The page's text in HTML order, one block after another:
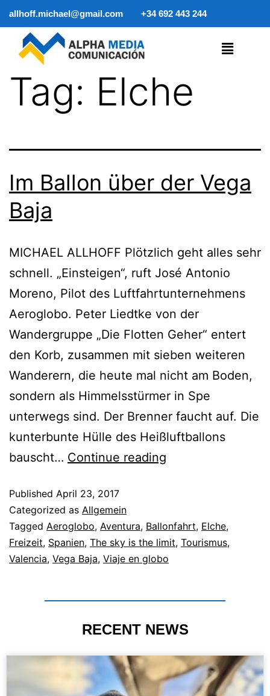
allhoff.michael@gmail.com +34 692 443 244
Tag: Elche
Im Ballon über der Vega
Baja
MICHAEL ALLHOFF Plötzlich geht alles sehr
schnell. „Einsteigen“, ruft José Antonio
Moreno, Pilot des Luftfahrtunternehmens
Aeroglobo. Peter Liedtke von der
Wandergruppe „Die Flotten Geher“ entert
den Korb, zusammen mit sieben weiteren
Wanderern, die heute mal nicht am Boden,
sondern als Himmelsstürmer in Spe
unterwegs sind. Der Brenner faucht auf. Die
kunterbunte Hülle des Heißluftballons
bauscht… Continue reading
Published April 23, 2017
Categorized as Allgemein
Tagged Aeroglobo, Aventura, Ballonfahrt, Elche,
Freizeit, Spanien, The sky is the limit, Tourismus,
Valencia, Vega Baja, Viaje en globo
RECENT NEWS